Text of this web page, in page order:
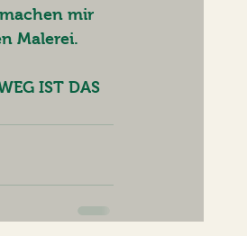
mir
Malerei.
IST DAS